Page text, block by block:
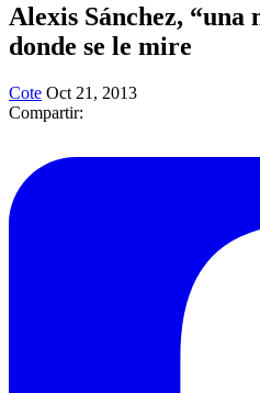
Alexis Sánchez,
donde se le mire
Cote Oct 21, 2013
Compartir: